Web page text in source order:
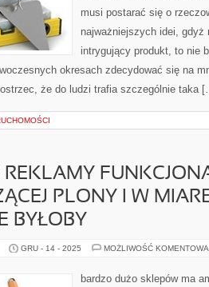
musi postarać się o
najważniejszych idei, gdyż
intrygujący produkt, to nie
okresach zdecydować się na
że do ludzi trafia szczególnie taka
REKLAMY
PLONY I W
BYŁOBY
GRU - 14 - 2025 MOŻLIWOŚĆ
bardzo dużo sklepów ma